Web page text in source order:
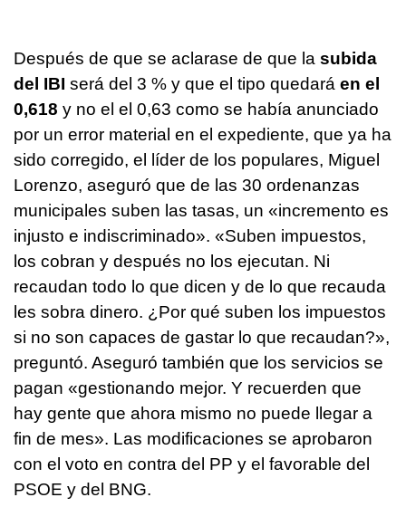
Después de que se aclarase de que la subida
del IBI será del 3 % y que el tipo quedará en el
0,618 y no el el 0,63 como se había anunciado
por un error material en el expediente, que ya ha
sido corregido, el líder de los populares, Miguel
Lorenzo, aseguró que de las 30 ordenanzas
municipales suben las tasas, un «incremento es
injusto e indiscriminado». «Suben impuestos,
los cobran y después no los ejecutan. Ni
recaudan todo lo que dicen y de lo que recauda
les sobra dinero. ¿Por qué suben los impuestos
si no son capaces de gastar lo que recaudan?»,
preguntó. Aseguró también que los servicios se
pagan «gestionando mejor. Y recuerden que
hay gente que ahora mismo no puede llegar a
fin de mes». Las modificaciones se aprobaron
con el voto en contra del PP y el favorable del
PSOE y del BNG.